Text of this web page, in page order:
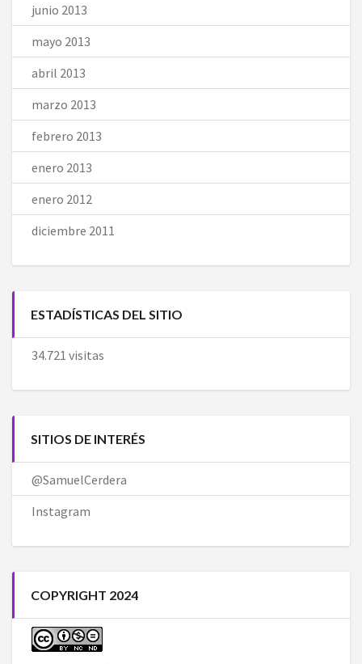
junio 2013
mayo 2013
abril 2013
marzo 2013
febrero 2013
enero 2013
enero 2012
diciembre 2011
ESTADÍSTICAS DEL SITIO
34.721 visitas
SITIOS DE INTERÉS
@SamuelCerdera
Instagram
COPYRIGHT 2024